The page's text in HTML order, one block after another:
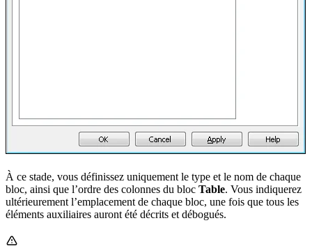
À ce stade, vous définissez uniquement le type et le nom de chaque
bloc, ainsi que l’ordre des colonnes du bloc Table. Vous indiquerez
ultérieurement l’emplacement de chaque bloc, une fois que tous les
éléments auxiliaires auront été décrits et débogués.